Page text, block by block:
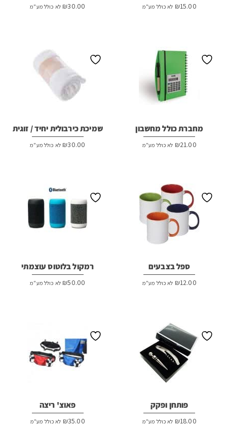
₪15.00 לא כולל מע"מ ₪30.00 לא כולל מע"מ
מחברת כולל מחשבון
₪21.00 לא כולל מע"מ
שמיכת כירבולית יחיד / זוגית
₪30.00 לא כולל מע"מ
ספל בצבעים
₪12.00 לא כולל מע"מ
רמקול בלוטוס עוצמתי
₪50.00 לא כולל מע"מ
פותחן ופקק
₪18.00 לא כולל מע"מ
פאוצ' ריצה
₪35.00 לא כולל מע"מ